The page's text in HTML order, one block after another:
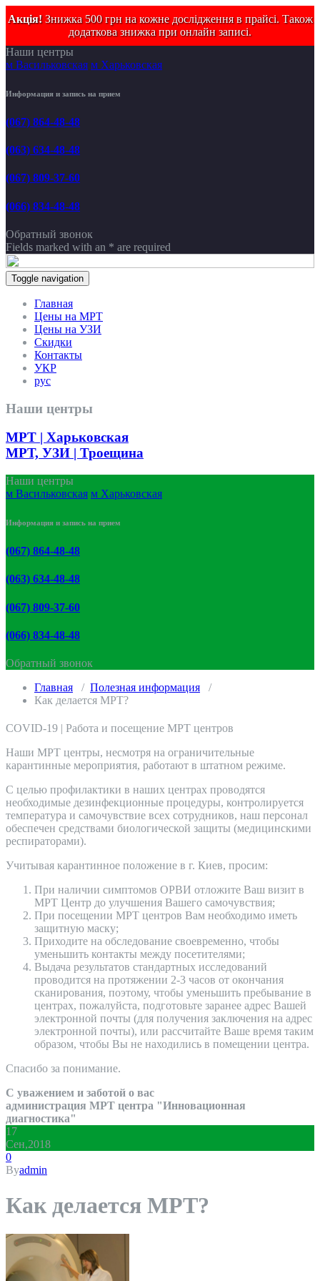
Акція!Знижка 500 грн на кожне дослідження в прайсі. Також
додаткова знижка при онлайн записі.
Наши центры
м Васильковская м Харьковская
Информация и запись на прием
(067) 864-48-48
(063) 634-48-48
(067) 809-37-60
(066) 834-48-48
Обратный звонок
Fields marked with an * are required
Toggle navigation
Главная
Цены на МРТ
Цены на УЗИ
Скидки
Контакты
УКР
рус
Наши центры
МРТ | Харьковская
МРТ, УЗИ | Троещина
Наши центры
м Васильковская м Харьковская
Информация и запись на прием
(067) 864-48-48
(063) 634-48-48
(067) 809-37-60
(066) 834-48-48
Обратный звонок
Главная / Полезная информация /
Как делается МРТ?
COVID-19 | Работа и посещение МРТ центров
Наши МРТ центры, несмотря на ограничительные
карантинные мероприятия, работают в штатном режиме.
С целью профилактики в наших центрах проводятся
необходимые дезинфекционные процедуры, контролируется
температура и самочувствие всех сотрудников, наш персонал
обеспечен средствами биологической защиты (медицинскими
респираторами).
Учитывая карантинное положение в г. Киев, просим:
При наличии симптомов ОРВИ отложите Ваш визит в
МРТ Центр до улучшения Вашего самочувствия;
При посещении МРТ центров Вам необходимо иметь
защитную маску;
Приходите на обследование своевременно, чтобы
уменьшить контакты между посетителями;
Выдача результатов стандартных исследований
проводится на протяжении 2-3 часов от окончания
сканирования, поэтому, чтобы уменьшить пребывание в
центрах, пожалуйста, подготовьте заранее адрес Вашей
электронной почты (для получения заключения на адрес
электронной почты), или рассчитайте Ваше время таким
образом, чтобы Вы не находились в помещении центра.
Спасибо за понимание.
С уважением и заботой о вас
администрация МРТ центра "Инновационная
диагностика"
17
Сен,2018
0
Byadmin
Как делается МРТ?